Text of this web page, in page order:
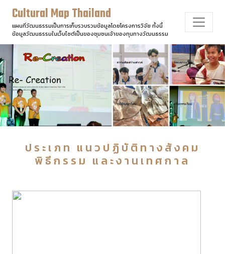
Cultural Map Thailand
แผนที่วัฒนธรรมเป็นการเก็บรวบรวมข้อมูลโดยโครงการวิจัย ทั้งนี้
ข้อมูลวัฒนธรรมในเว็บไซต์เป็นของชุมชนเจ้าของทุนทางวัฒนธรรม
ประเภท แนวปฏิบัติทางสังคม
พิธีกรรม และงานเทศกาล